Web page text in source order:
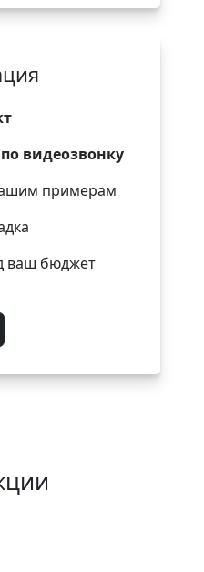
по видеозвонку
примерам
ваш бюджет